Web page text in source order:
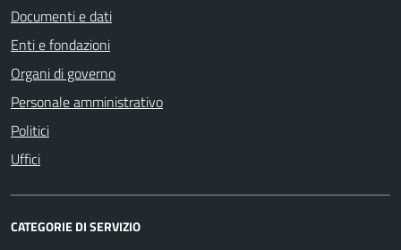
Documenti e dati
Enti e fondazioni
Organi di governo
Personale amministrativo
Politici
Uffici
CATEGORIE DI SERVIZIO